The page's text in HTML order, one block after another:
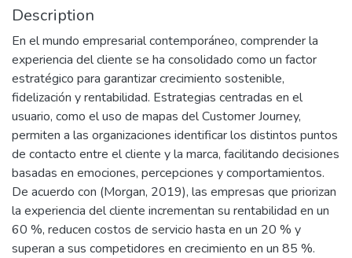
Description
En el mundo empresarial contemporáneo, comprender la
experiencia del cliente se ha consolidado como un factor
estratégico para garantizar crecimiento sostenible,
fidelización y rentabilidad. Estrategias centradas en el
usuario, como el uso de mapas del Customer Journey,
permiten a las organizaciones identificar los distintos puntos
de contacto entre el cliente y la marca, facilitando decisiones
basadas en emociones, percepciones y comportamientos.
De acuerdo con (Morgan, 2019), las empresas que priorizan
la experiencia del cliente incrementan su rentabilidad en un
60 %, reducen costos de servicio hasta en un 20 % y
superan a sus competidores en crecimiento en un 85 %.